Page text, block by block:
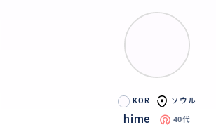
KOR ソウル
hime 40代